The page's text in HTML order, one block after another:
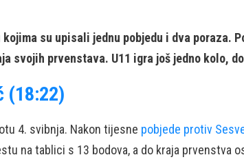
su upisali jednu pobjedu i dva poraza.
svojih prvenstava. U11 igra još jedno kolo,
(18:22)
4. svibnja. Nakon tijesne pobjede protiv
na tablici s 13 bodova, a do kraja prvenstva